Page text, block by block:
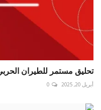
تحليق مستمر للطيران الحربي
أبريل 20, 2025 0